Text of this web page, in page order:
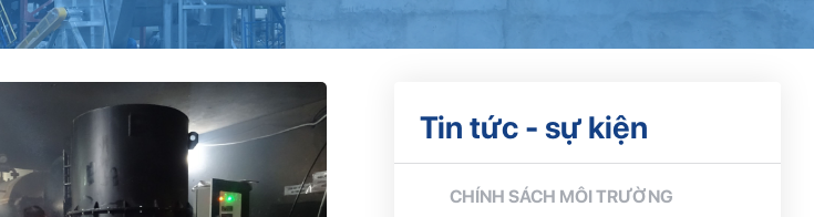
Tin tức - sự kiện
CHÍNH SÁCH MÔI TRƯỜNG